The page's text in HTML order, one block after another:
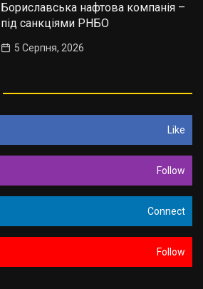
Бориславська нафтова компанія –
під санкціями РНБО
5 Серпня, 2026
Like
Follow
Connect
Follow